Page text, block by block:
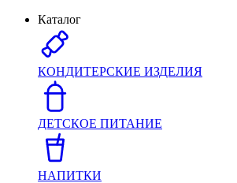
Каталог
КОНДИТЕРСКИЕ ИЗДЕЛИЯ
ДЕТСКОЕ ПИТАНИЕ
НАПИТКИ